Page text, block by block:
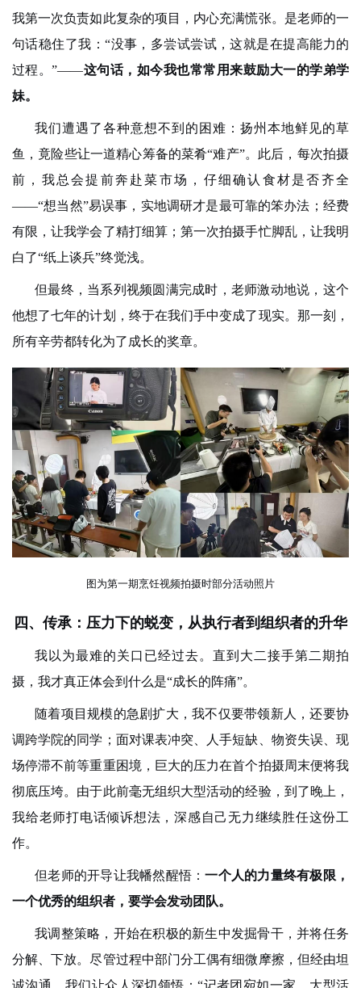
我第一次负责如此复杂的项目，内心充满慌张。是老师的一
句话稳住了我：“没事，多尝试尝试，这就是在提高能力的
过程。”——这句话，如今我也常常用来鼓励大一的学弟学
妹。
我们遭遇了各种意想不到的困难：扬州本地鲜见的草
鱼，竟险些让一道精心筹备的菜肴“难产”。此后，每次拍摄
前，我总会提前奔赴菜市场，仔细确认食材是否齐全
——“想当然”易误事，实地调研才是最可靠的笨办法；经费
有限，让我学会了精打细算；第一次拍摄手忙脚乱，让我明
白了“纸上谈兵”终觉浅。
但最终，当系列视频圆满完成时，老师激动地说，这个
他想了七年的计划，终于在我们手中变成了现实。那一刻，
所有辛劳都转化为了成长的奖章。
图为第一期烹饪视频拍摄时部分活动照片
四、传承：压力下的蜕变，从执行者到组织者的升华
我以为最难的关口已经过去。直到大二接手第二期拍
摄，我才真正体会到什么是“成长的阵痛”。
随着项目规模的急剧扩大，我不仅要带领新人，还要协
调跨学院的同学；面对课表冲突、人手短缺、物资失误、现
场停滞不前等重重困境，巨大的压力在首个拍摄周末便将我
彻底压垮。由于此前毫无组织大型活动的经验，到了晚上，
我给老师打电话倾诉想法，深感自己无力继续胜任这份工
作。
但老师的开导让我幡然醒悟：一个人的力量终有极限，
一个优秀的组织者，要学会发动团队。
我调整策略，开始在积极的新生中发掘骨干，并将任务
分解、下放。尽管过程中部门分工偶有细微摩擦，但经由坦
诚沟通，我们让众人深切领悟：“记者团宛如一家，大型活